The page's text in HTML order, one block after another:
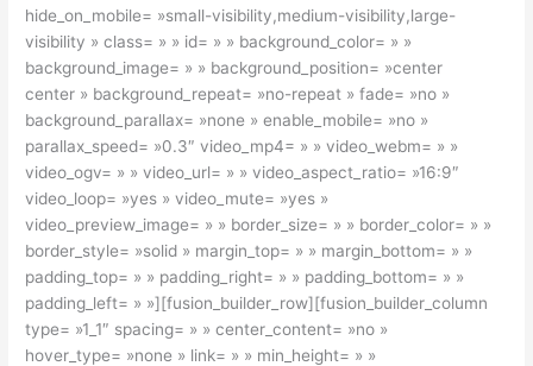
hide_on_mobile= »small-visibility,medium-visibility,large-
visibility » class= » » id= » » background_color= » »
background_image= » » background_position= »center
center » background_repeat= »no-repeat » fade= »no »
background_parallax= »none » enable_mobile= »no »
parallax_speed= »0.3″ video_mp4= » » video_webm= » »
video_ogv= » » video_url= » » video_aspect_ratio= »16:9″
video_loop= »yes » video_mute= »yes »
video_preview_image= » » border_size= » » border_color= » »
border_style= »solid » margin_top= » » margin_bottom= » »
padding_top= » » padding_right= » » padding_bottom= » »
padding_left= » »][fusion_builder_row][fusion_builder_column
type= »1_1″ spacing= » » center_content= »no »
hover_type= »none » link= » » min_height= » »